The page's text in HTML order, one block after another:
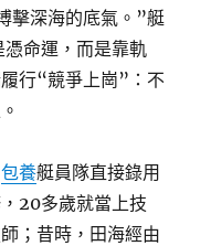
擊深海的底氣。”艇
命運，而是靠軌
行“競爭上崗”：不
包養艇員隊直接錄用
20多歲就當上技
；昔時，田海經由